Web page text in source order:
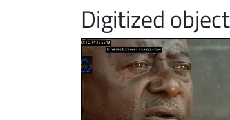
Digitized